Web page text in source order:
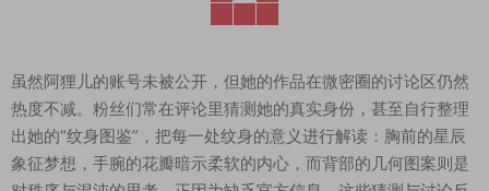
虽然阿狸儿的账号未被公开，但她的作品在微密圈的讨论区仍然
热度不减。粉丝们常在评论里猜测她的真实身份，甚至自行整理
出她的“纹身图鉴”，把每一处纹身的意义进行解读：胸前的星辰
象征梦想，手腕的花瓣暗示柔软的内心，而背部的几何图案则是